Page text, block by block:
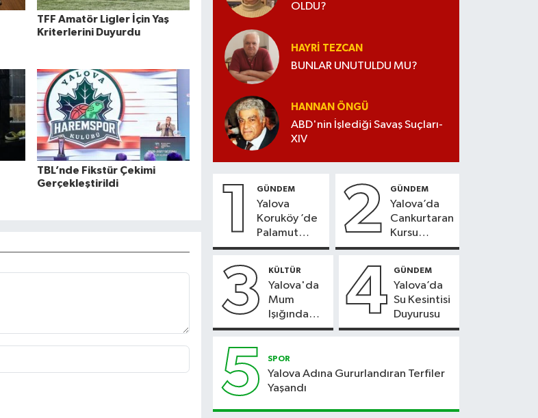
TFF Amatör Ligler İçin Yaş
Kriterlerini Duyurdu
TBL’nde Fikstür Çekimi
Gerçekleştirildi
OLDU?
HAYRI TEZCAN
BUNLAR UNUTULDU MU?
HANNAN ÖNGÜ
ABD'nin İşlediği Savaş Suçları-
XIV
1 GÜNDEM
Yalova
Koruköy ’de
Palamut
Sezonu
2 GÜNDEM
Yalova’da
Cankurtaran
Kursu
Kayıtları
3 KÜLTÜR
Yalova'da
Mum
Işığında
Konser
4 GÜNDEM
Yalova’da
Su Kesintisi
Duyurusu
5 SPOR
Yalova Adına Gururlandıran Terfiler
Yaşandı